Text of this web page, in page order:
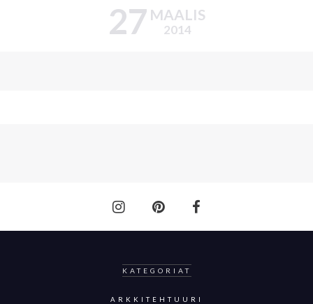
27 MAALIS
2014
KATEGORIAT
ARKKITEHTUURI